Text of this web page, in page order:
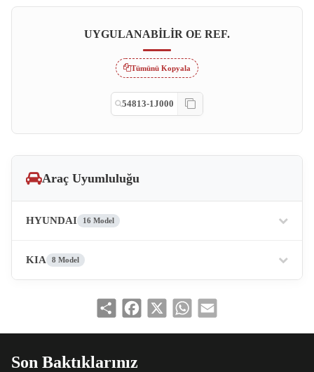
UYGULANABILIR OE REF.
Tümünü Kopyala
54813-1J000
Araç Uyumluluğu
HYUNDAI 16 Model
KIA 8 Model
Share Facebook WhatsApp
Son Baktıklarınız